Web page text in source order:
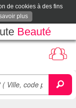
de cookies à des fins
plus
Beauté